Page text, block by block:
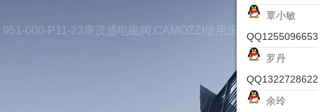
951-000-P11-23康茂盛电磁阀,CAMOZZI使用压力
覃小敏
QQ1255096653
罗丹
QQ1322728622
余玲